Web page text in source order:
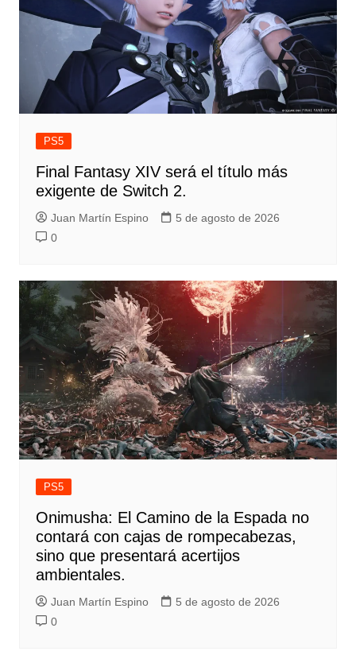
PS5
Final Fantasy XIV será el título más
exigente de Switch 2.
Juan Martín Espino
5 de agosto de 2026
0
PS5
Onimusha: El Camino de la Espada no
contará con cajas de rompecabezas,
sino que presentará acertijos
ambientales.
Juan Martín Espino
5 de agosto de 2026
0